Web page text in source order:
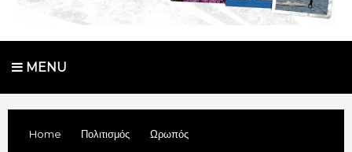
MENU
Home Πολιτισμός Ωρωπός